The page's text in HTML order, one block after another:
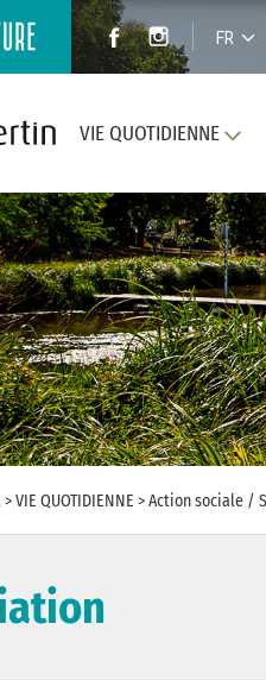
FR
VIE QUOTIDIENNE
>VIE QUOTIDIENNE >Action sociale /